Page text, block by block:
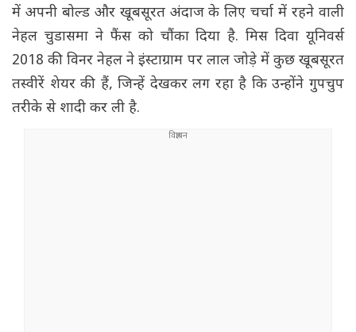
में अपनी बोल्ड और खूबसूरत अंदाज के लिए चर्चा में रहने वाली
नेहल चुडासमा ने फैंस को चौंका दिया है. मिस दिवा यूनिवर्स
2018 की विनर नेहल ने इंस्टाग्राम पर लाल जोड़े में कुछ खूबसूरत
तस्वीरें शेयर की हैं, जिन्हें देखकर लग रहा है कि उन्होंने गुपचुप
तरीके से शादी कर ली है.